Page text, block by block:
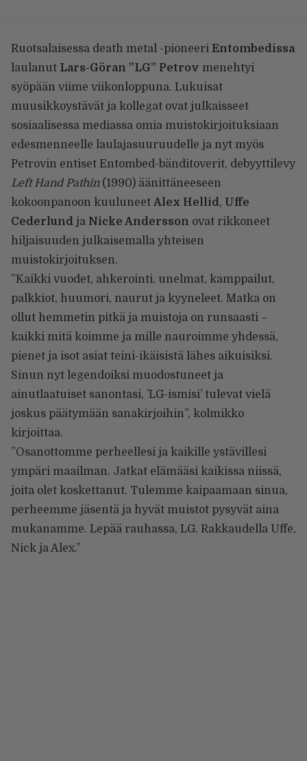
Ruotsalaisessa death metal -pioneeri Entombedissa
laulanut Lars-Göran ”LG” Petrov menehtyi
syöpään viime viikonloppuna. Lukuisat
muusikkoystävät ja kollegat ovat julkaisseet
sosiaalisessa mediassa omia muistokirjoituksiaan
edesmenneelle laulajasuuruudelle ja nyt myös
Petrovin entiset Entombed-bänditoverit, debyyttilevy
Left Hand Pathin(1990) äänittäneeseen
kokoonpanoon kuuluneet Alex Hellid, Uffe
Cederlund ja Nicke Andersson ovat rikkoneet
hiljaisuuden julkaisemalla yhteisen
muistokirjoituksen.
”Kaikki vuodet, ahkerointi, unelmat, kamppailut,
palkkiot, huumori, naurut ja kyyneleet. Matka on
ollut hemmetin pitkä ja muistoja on runsaasti –
kaikki mitä koimme ja mille nauroimme yhdessä,
pienet ja isot asiat teini-ikäisistä lähes aikuisiksi.
Sinun nyt legendoiksi muodostuneet ja
ainutlaatuiset sanontasi, ’LG-ismisi’ tulevat vielä
joskus päätymään sanakirjoihin”, kolmikko
kirjoittaa.
”Osanottomme perheellesi ja kaikille ystävillesi
ympäri maailman. Jatkat elämääsi kaikissa niissä,
joita olet koskettanut. Tulemme kaipaamaan sinua,
perheemme jäsentä ja hyvät muistot pysyvät aina
mukanamme. Lepää rauhassa, LG. Rakkaudella Uffe,
Nick ja Alex.”